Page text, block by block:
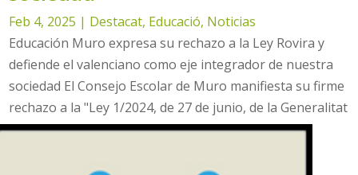
Feb 4, 2025 | Destacat, Educació, Noticias
Educación Muro expresa su rechazo a la Ley Rovira y
defiende el valenciano como eje integrador de nuestra
sociedad El Consejo Escolar de Muro manifiesta su firme
rechazo a la "Ley 1/2024, de 27 de junio, de la Generalitat
Valenciana", conocida como Ley Rovira. Esta...